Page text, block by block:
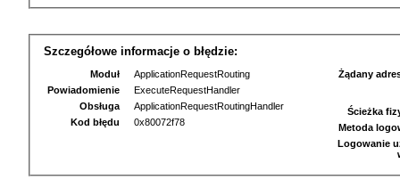
Szczegółowe informacje o błędzie:
Moduł
ApplicationRequestRouting
Powiadomienie
ExecuteRequestHandler
Obsługa
ApplicationRequestRoutingHandler
Kod błędu
0x80072f78
Żądany
Ścieżka
Metoda
Logowanie